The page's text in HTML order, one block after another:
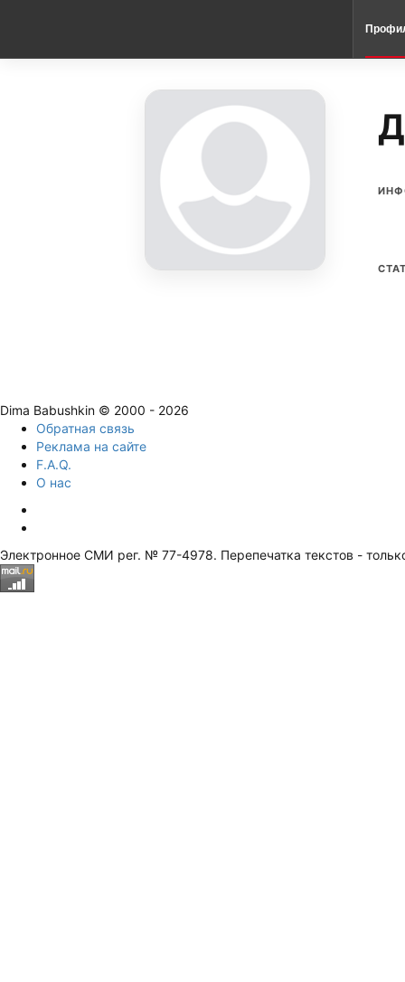
Dima Babushkin © 2000 - 2026
Обратная связь
Реклама на сайте
F.A.Q.
О нас
Электронное СМИ рег. № 77-4978. Перепечатка текстов -